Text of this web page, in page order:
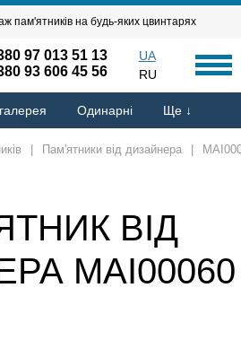
пам'ятників на будь-яких цвинтарях
97 013 51 13
93 606 45 56
UA
RU
Одинарні Ще ↓
Пам'ятники від дизайнера
ВІД
MAI00060